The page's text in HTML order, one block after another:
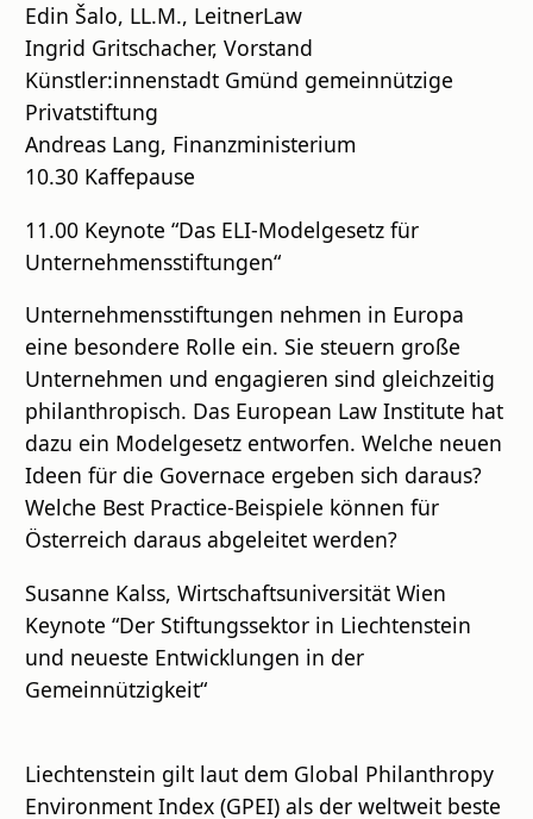
Edin Šalo, LL.M., LeitnerLaw
Ingrid Gritschacher, Vorstand
Künstler:innenstadt Gmünd gemeinnützige
Privatstiftung
Andreas Lang, Finanzministerium
10.30 Kaffepause
11.00 Keynote “Das ELI-Modelgesetz für
Unternehmensstiftungen“
Unternehmensstiftungen nehmen in Europa
eine besondere Rolle ein. Sie steuern große
Unternehmen und engagieren sind gleichzeitig
philanthropisch. Das European Law Institute hat
dazu ein Modelgesetz entworfen. Welche neuen
Ideen für die Governace ergeben sich daraus?
Welche Best Practice-Beispiele können für
Österreich daraus abgeleitet werden?
Susanne Kalss, Wirtschaftsuniversität Wien
Keynote “Der Stiftungssektor in Liechtenstein
und neueste Entwicklungen in der
Gemeinnützigkeit“
Liechtenstein gilt laut dem Global Philanthropy
Environment Index (GPEI) als der weltweit beste